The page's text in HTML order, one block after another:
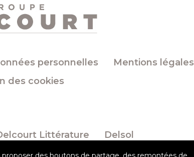
personnelles Mentions légales
des cookies
Littérature Delsol